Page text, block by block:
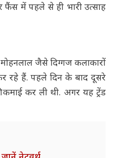
फैंस में पहले से ही भारी उत्साह
जैसे दिग्गज कलाकारों
रहे हैं. पहले दिन के बाद दूसरे
कर ली थी. अगर यह ट्रेंड